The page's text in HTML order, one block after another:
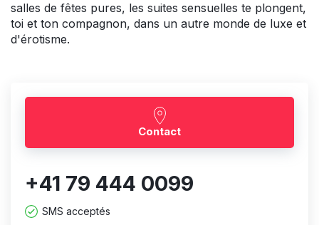
salles de fêtes pures, les suites sensuelles te plongent,
toi et ton compagnon, dans un autre monde de luxe et
d'érotisme.
Contact
+41 79 444 0099
SMS acceptés